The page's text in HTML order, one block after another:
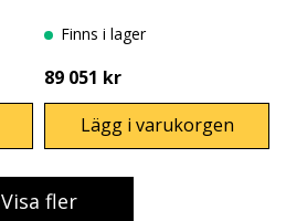
Finns i lager
89 051 kr
Lägg i varukorgen
Visa fler